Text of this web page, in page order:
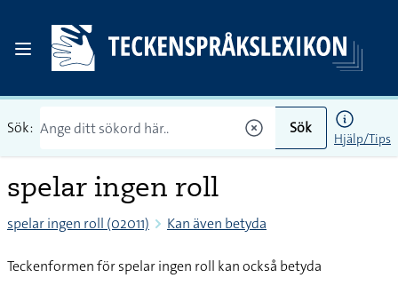
Sök: Sök
Hjälp/Tips
spelar ingen roll
spelar ingen roll (02011) Kan även betyda
Teckenformen för spelar ingen roll kan också betyda